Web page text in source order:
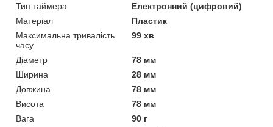
Тип таймера
Електронний (цифровий)
Матеріал
Пластик
Максимальна тривалість
часу
99 хв
Діаметр
78 мм
Ширина
28 мм
Довжина
78 мм
Висота
78 мм
Вага
90 г